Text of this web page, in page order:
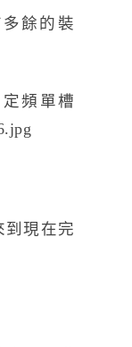
餘的裝
到現在完